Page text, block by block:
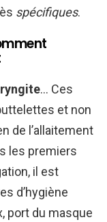
spécifiques.
… Ces
et non
de l’allaitement
les premiers
il est
d’hygiène
port du masque